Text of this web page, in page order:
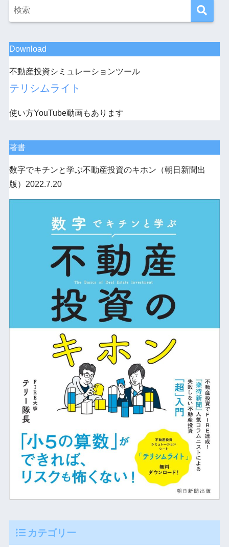
Download
不動産投資シミュレーションツール
テリシムライト
使い方YouTube動画もあります
著書
数字でキチンと学ぶ不動産投資のキホン（朝日新聞出
版）2022.7.20
カテゴリー